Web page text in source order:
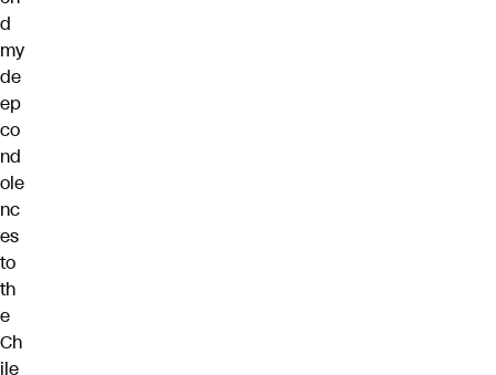
d
my
de
ep
co
nd
ole
nc
es
to
th
e
Ch
ile